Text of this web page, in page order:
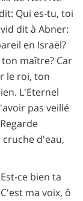
Qui es-tu, toi
dit à Abner:
en Israël?
maître? Car
le roi, ton
L'Eternel
pas veillé
d'eau,
ce bien ta
ma voix, ô